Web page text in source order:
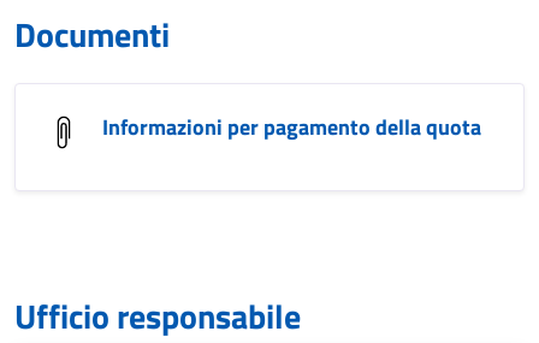
Documenti
Informazioni per pagamento della quota
Ufficio responsabile